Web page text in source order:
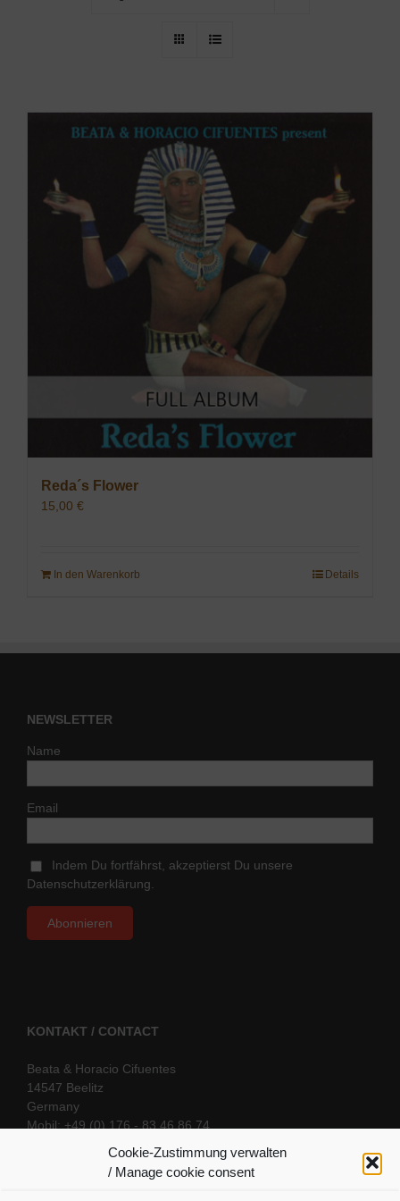
Cookie-Zustimmung verwalten
/ Manage cookie consent
Reda´s Flower
15,00 €
In den Warenkorb Details
NEWSLETTER
Name
Email
Indem Du fortfährst, akzeptierst Du unsere
Datenschutzerklärung.
KONTAKT / CONTACT
Beata & Horacio Cifuentes
14547 Beelitz
Germany
Mobil: +49 (0) 176 - 83 46 86 74